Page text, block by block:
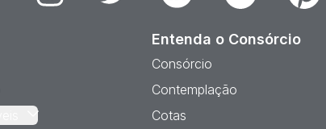
Entenda o Consórcio
Consórcio
Contemplação
Cotas